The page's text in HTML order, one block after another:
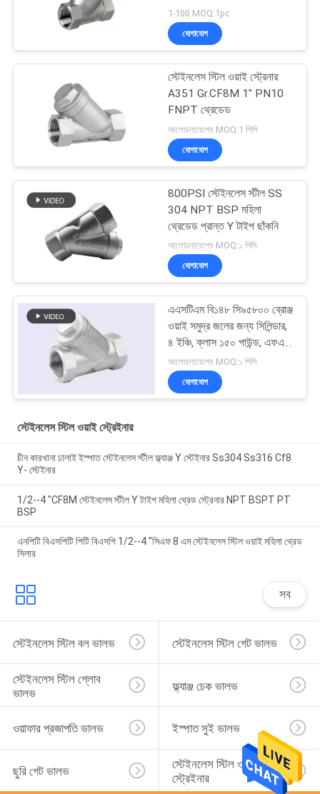
1-100 MOQ:1pc
যোগাযোগ
স্টেইনলেস স্টিল ওয়াই স্ট্রেনার
A351 Gr.CF8M 1" PN10
FNPT থ্রেডেড
আলোচনাযোগ্য MOQ:1 পিসি
যোগাযোগ
800PSI স্টেইনলেস স্টীল SS
304 NPT BSP মহিলা
থ্রেডেড প্রান্ত Y টাইপ ছাঁকনি
আলোচনাযোগ্য MOQ:১ পিসি
যোগাযোগ
এএসটিএম বি১৪৮ সি৯৫৮০০ ব্রোঞ্জ
ওয়াই সমুদ্র জলের জন্য সিলিন্ডার,
৪ ইঞ্চি, ক্লাস ১৫০ পাউন্ড, এফএফ
স্টেইনলেস স্টীল সিলিন্ডার
আলোচনাযোগ্য MOQ:১ পিসি
যোগাযোগ
স্টেইনলেস স্টিল ওয়াই স্ট্রেইনার
চীন কারখানা ঢালাই ইস্পাত স্টেইনলেস স্টীল ফ্ল্যাঞ্জ Y স্টেইনার Ss304 Ss316 Cf8
Y- স্টেইনার
1/2--4 "CF8M স্টেইনলেস স্টীল Y টাইপ মহিলা থ্রেড স্ট্রেনার NPT BSPT PT
BSP
এনপিটি বিএসপিটি পিটি বিএসপি 1/2--4 "সিএফ 8 এম স্টেইনলেস স্টিল ওয়াই মহিলা থ্রেড
সিলার
সব
স্টেইনলেস স্টিল বল ভালভ স্টেইনলেস স্টিল গেট ভালভ
স্টেইনলেস স্টিল গ্লোব
ভালভ
ফ্ল্যাঞ্জ চেক ভালভ
ওয়াফার প্রজাপতি ভালভ ইস্পাত সুই ভালভ
ছুরি গেট ভালভ
স্টেইনলেস স্টিল ওয়াই
স্ট্রেইনার